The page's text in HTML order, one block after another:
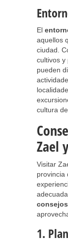
El
aquellos
ciudad.
cultivos y
pueden
cultura
Zael
Visitar
provincia
1.